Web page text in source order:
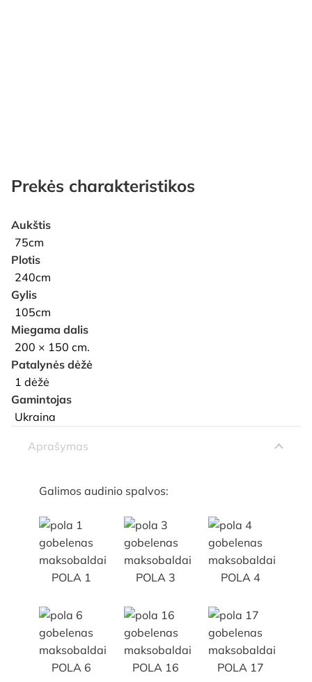
Prekės charakteristikos
Aukštis
75cm
Plotis
240cm
Gylis
105cm
Miegama dalis
200 × 150 cm.
Patalynės dėžė
1 dėžė
Gamintojas
Ukraina
Aprašymas
Galimos audinio spalvos:
POLA 1 POLA 3 POLA 4
POLA 6 POLA 16 POLA 17